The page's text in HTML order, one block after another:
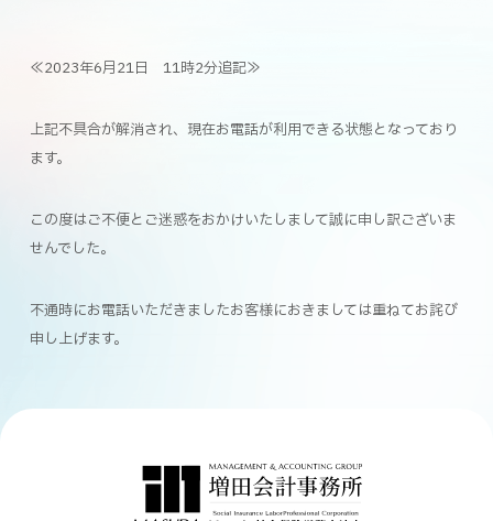
≪2023年6月21日 11時2分追記≫
上記不具合が解消され、現在お電話が利用できる状態となっており
ます。
この度はご不便とご迷惑をおかけいたしまして誠に申し訳ございま
せんでした。
不通時にお電話いただきましたお客様におきましては重ねてお詫び
申し上げます。